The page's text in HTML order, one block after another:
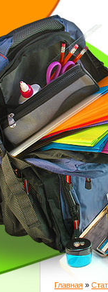
Главная »